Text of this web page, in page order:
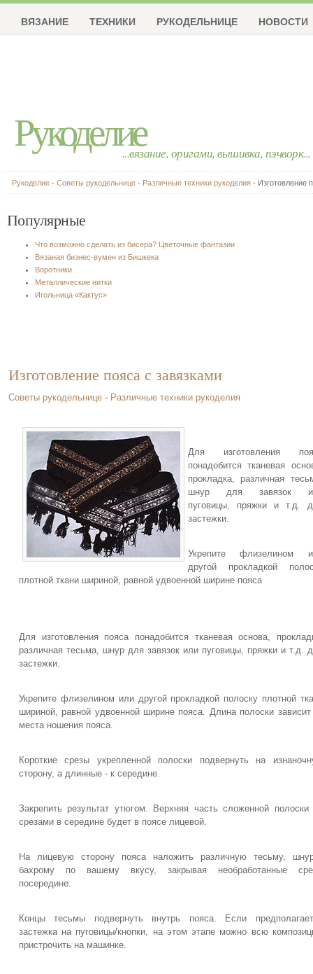
Рукоделие...вязание, оригами, вышивка, пэчворк...
ВЯЗАНИЕ ТЕХНИКИ РУКОДЕЛЬНИЦЕ НОВОСТИ
Рукоделие - Советы рукодельнице - Различные техники рукоделия - Изготовление
Популярные
Что возможно сделать из бисера? Цветочные фантазии
Вязаная бизнес-вумен из Бишкека
Воротники
Металлические нитки
Игольница «Кактус»
Изготовление пояса с завязками
Советы рукодельнице - Различные техники рукоделия
Для изготовления
понадобится тканевая
прокладка, различная
шнур для завязок
пуговицы, пряжки и т.д.
застежки.
Укрепите флизелином
другой прокладкой
плотной ткани шириной, равной удвоенной ширине пояса
Для изготовления пояса понадобится тканевая основа,
различная тесьма, шнур для завязок или пуговицы, пряжки и т.д.
застежки.
Укрепите флизелином или другой прокладкой полоску плотной
шириной, равной удвоенной ширине пояса. Длина полоски зависит
места ношения пояса.
Короткие срезы укрепленной полоски подвернуть на
сторону, а длинные - к середине.
Закрепить результат утюгом. Верхняя часть сложенной полоски
срезами в середине будет в поясе лицевой.
На лицевую сторону пояса наложить различную тесьму,
бахрому по вашему вкусу, закрывая необработанные
посередине.
Концы тесьмы подвернуть внутрь пояса. Если
застежка на пуговицы/кнопки, на этом этапе можно всю
пристрочить на машинке.